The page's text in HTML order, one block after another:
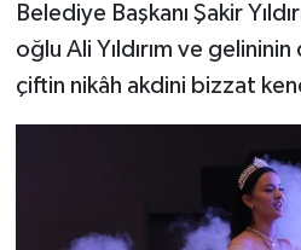
Belediye Başkanı Şakir
oğlu Ali Yıldırım ve
çiftin nikâh akdini bizzat